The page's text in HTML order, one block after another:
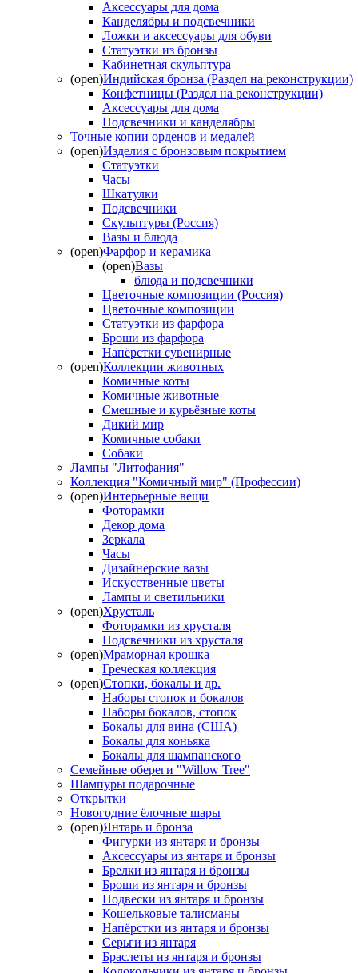
Аксессуары для дома
Канделябры и подсвечники
Ложки и аксессуары для обуви
Статуэтки из бронзы
Кабинетная скульптура
(open)Индийская бронза (Раздел на реконструкции)
Конфетницы (Раздел на реконструкции)
Аксессуары для дома
Подсвечники и канделябры
Точные копии орденов и медалей
(open)Изделия с бронзовым покрытием
Статуэтки
Часы
Шкатулки
Подсвечники
Скульптуры (Россия)
Вазы и блюда
(open)Фарфор и керамика
(open)Вазы
блюда и подсвечники
Цветочные композиции (Россия)
Цветочные композиции
Статуэтки из фарфора
Броши из фарфора
Напёрстки сувенирные
(open)Коллекции животных
Комичные коты
Комичные животные
Смешные и курьёзные коты
Дикий мир
Комичные собаки
Собаки
Лампы "Литофания"
Коллекция "Комичный мир" (Профессии)
(open)Интерьерные вещи
Фоторамки
Декор дома
Зеркала
Часы
Дизайнерские вазы
Искусственные цветы
Лампы и светильники
(open)Хрусталь
Фоторамки из хрусталя
Подсвечники из хрусталя
(open)Мраморная крошка
Греческая коллекция
(open)Стопки, бокалы и др.
Наборы стопок и бокалов
Наборы бокалов, стопок
Бокалы для вина (США)
Бокалы для коньяка
Бокалы для шампанского
Семейные обереги "Willow Tree"
Шампуры подарочные
Открытки
Новогодние ёлочные шары
(open)Янтарь и бронза
Фигурки из янтаря и бронзы
Аксессуары из янтаря и бронзы
Брелки из янтаря и бронзы
Броши из янтаря и бронзы
Подвески из янтаря и бронзы
Кошельковые талисманы
Напёрстки из янтаря и бронзы
Серьги из янтаря
Браслеты из янтаря и бронзы